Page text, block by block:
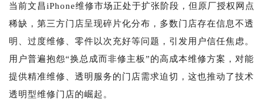
当前文昌iPhone维修市场正处于扩张阶段，但原厂授权网点
稀缺，第三方门店呈现碎片化分布，多数门店存在信息不透
明、过度维修、零件以次充好等问题，引发用户信任焦虑。
用户普遍抱怨“换总成而非修主板”的高成本维修方案，对能
提供精准维修、透明服务的门店需求迫切，这也推动了技术
透明型维修门店的崛起。